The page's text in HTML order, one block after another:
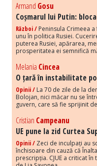
Armand Gosu
Coșmarul lui Putin:
Război / Peninsula Crimeea
unu în politica Rusiei.
puterea Rusiei, apărarea,
prosperitatea ei semnifică
Melania Cincea
O țară în instabilitate
Opinii / La 70 de zile de la
Bolojan, nici măcar nu se
guvern, care să fie sprijinit
Cristian Campeanu
UE pune la zid Curtea
Opinii / Zeci de inculpați au
închisoare din cauză că
prescripția. CJUE a criticat